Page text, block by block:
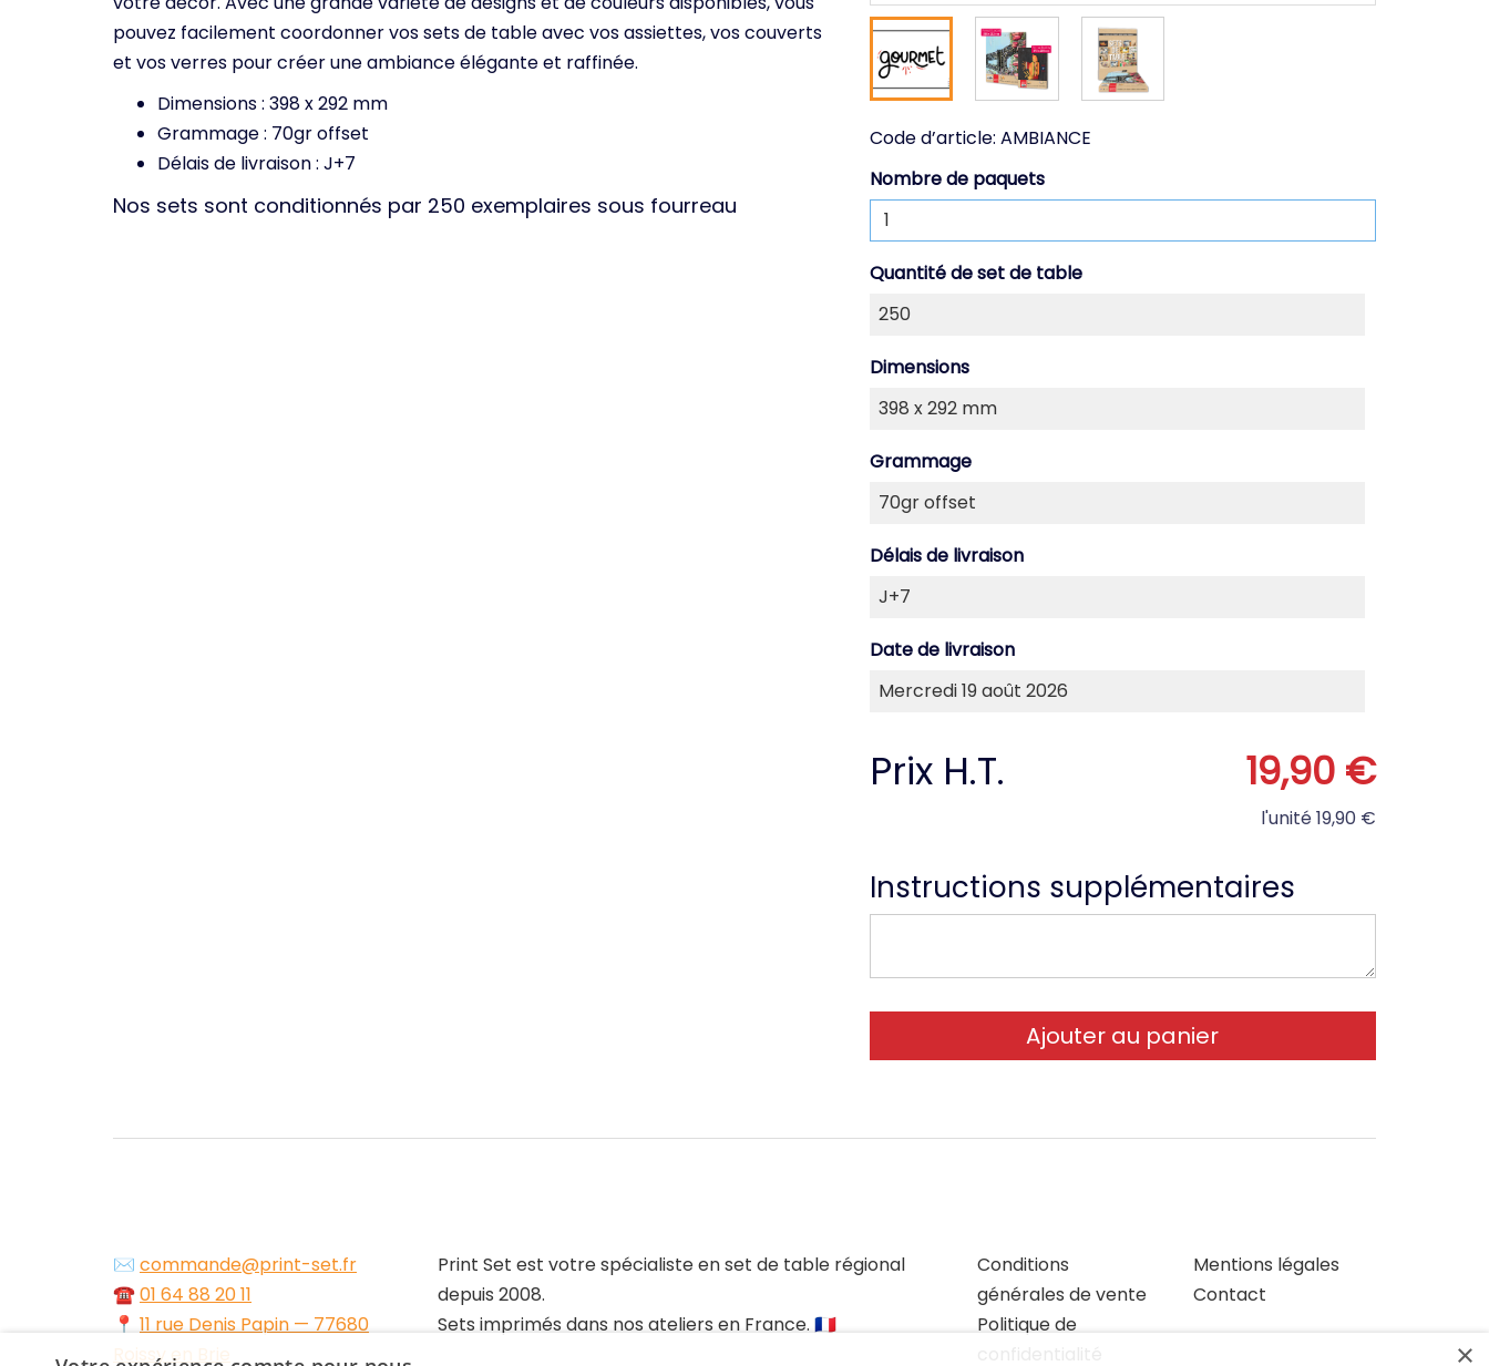
pouvez facilement coordonner vos sets de table avec vos assiettes, vos couverts
et vos verres pour créer une ambiance élégante et raffinée.
Dimensions : 398 x 292 mm
Grammage : 70gr offset
Délais de livraison : J+7
Nos sets sont conditionnés par 250 exemplaires sous fourreau
Code d’article: AMBIANCE
Nombre de paquets
Quantité de set de table
Dimensions
Grammage
Délais de livraison
Date de livraison
Prix H.T. 19,90 €
l'unité19,90 €
Instructions supplémentaires
✉️ commande@print-set.fr
☎️01 64 88 20 11
📍 11 rue Denis Papin — 77680
Roissy en Brie
Print Set est votre spécialiste en set de table régional
depuis 2008.
Sets imprimés dans nos ateliers en France. 🇫🇷
Conditions
générales de vente
Politique de
Mentions légales
Contact
×